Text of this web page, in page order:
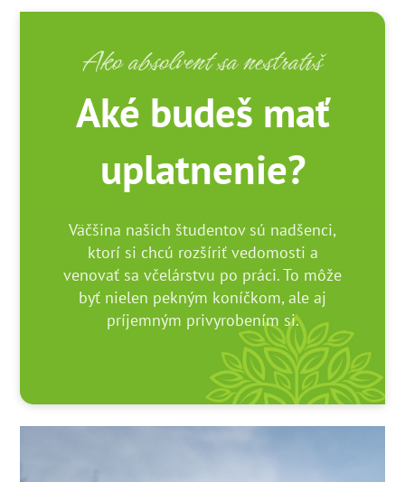
Ako absolvent sa nestratíš
Aké budeš mať
uplatnenie?
Väčšina našich študentov sú nadšenci,
ktorí si chcú rozšíriť vedomosti a
venovať sa včelárstvu po práci. To môže
byť nielen pekným koníčkom, ale aj
príjemným privyrobením si.